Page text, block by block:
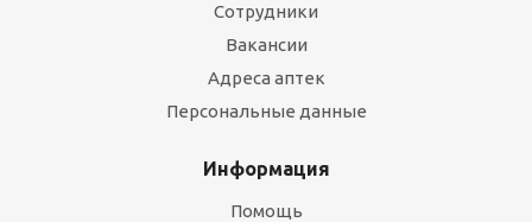
Сотрудники
Вакансии
Адреса аптек
Персональные данные
Информация
Помощь